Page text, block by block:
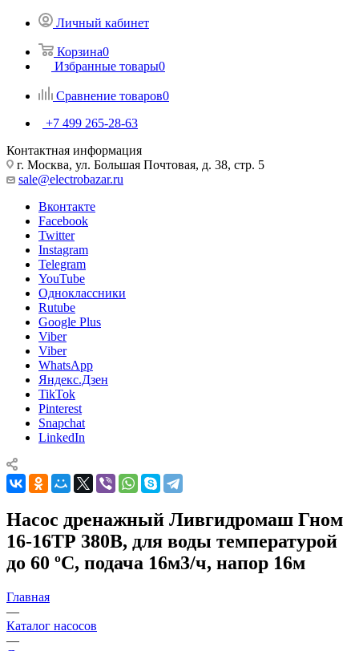
Личный кабинет
Корзина0
Избранные товары0
Сравнение товаров0
+7 499 265-28-63
Контактная информация
г. Москва, ул. Большая Почтовая, д. 38, стр. 5
sale@electrobazar.ru
Вконтакте
Facebook
Twitter
Instagram
Telegram
YouTube
Одноклассники
Rutube
Google Plus
Viber
Viber
WhatsApp
Яндекс.Дзен
TikTok
Pinterest
Snapchat
LinkedIn
Насос дренажный Ливгидромаш Гном
16-16ТР 380В, для воды температурой
до 60 ºС, подача 16м3/ч, напор 16м
Главная
—
Каталог насосов
—